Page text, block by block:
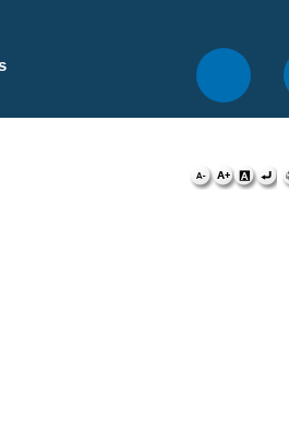
navigation optimale.